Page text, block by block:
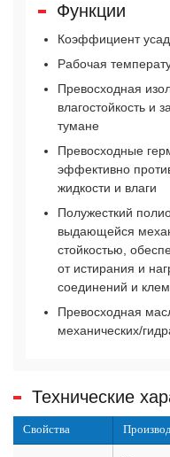
Функции
Коэффициент
Рабочая
Превосходная
влагостойкость и
тумане
Превосходные
эффективно
жидкости и влаги
Полужесткий
выдающейся
стойкостью,
от истирания и
соединений и
Превосходная
механических/
Технические
Свойства